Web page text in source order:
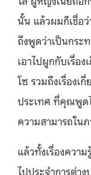
นั้น แล้วผมก็เชื่อ
ถึงพูดว่าเป็นกระ
เอาไปผูกกับเรื่อ
โซ รวมถึงเรื่องเ
ประเทศ ที่คุณพูด
ความสามารถใน
แล้วทั้งเรื่องควา
ไปประจำการต่า